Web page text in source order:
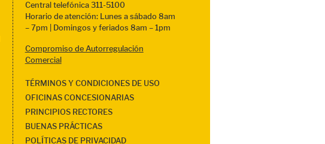
Central telefónica 311-5100
Horario de atención: Lunes a sábado 8am
– 7pm | Domingos y feriados 8am – 1pm
Compromiso de Autorregulación
Comercial
TÉRMINOS Y CONDICIONES DE USO
OFICINAS CONCESIONARIAS
PRINCIPIOS RECTORES
BUENAS PRÁCTICAS
POLÍTICAS DE PRIVACIDAD